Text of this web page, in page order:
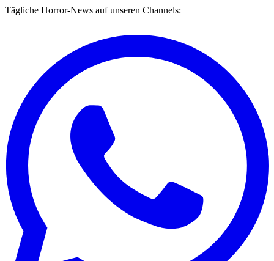
Tägliche Horror-News auf unseren Channels: